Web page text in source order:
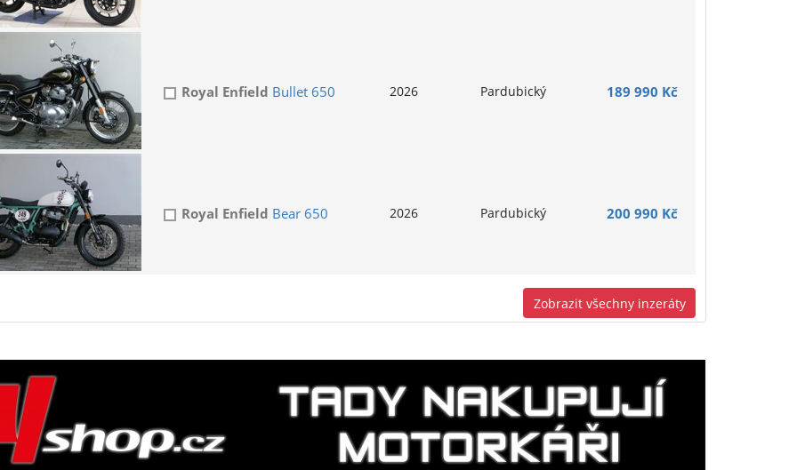
Royal Enfield Bullet 650 2026 Pardubický 189 990 Kč
Royal Enfield Bear 650 2026 Pardubický 200 990 Kč
Zobrazit všechny inzeráty